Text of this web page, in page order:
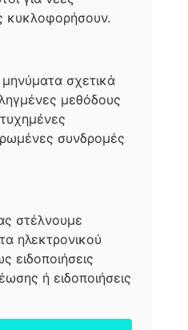
κυκλοφορήσουν.
σχετικά
μεθόδους
συνδρομές
στέλνουμε
ηλεκτρονικού
ειδοποιήσεις
ή ειδοποιήσεις